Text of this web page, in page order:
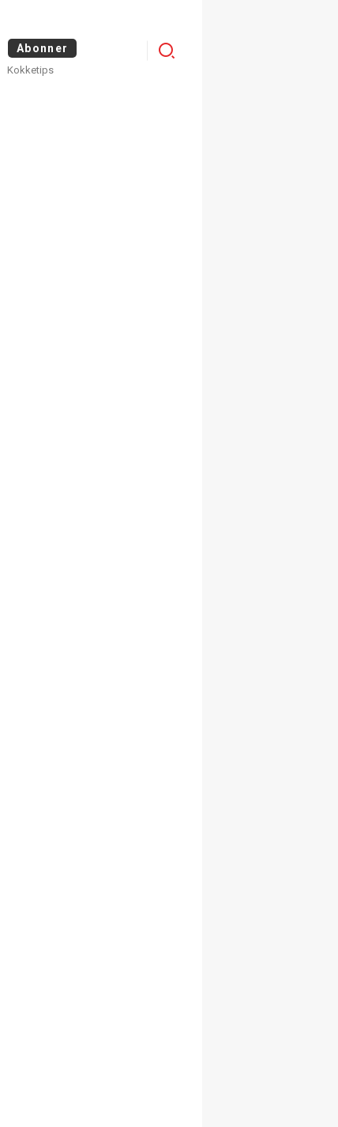
Abonner
Kokketips
Logg